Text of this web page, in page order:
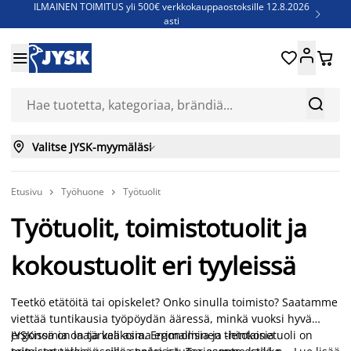
ILMAINEN TOIMITUS yli 500€ verkkokauppaostoksille 12.8.2026
asti

Jenkkisänkyjä - Säästä jopa 60%


 
 Valitse JYSK-myymäläsi
Etusivu  Työhuone  Työtuolit
Työtuolit, toimistotuolit ja
kokoustuolit eri tyyleissä
Teetkö etätöitä tai opiskelet? Onko sinulla toimisto? Saatamme
viettää tuntikausia työpöydän ääressä, minkä vuoksi hyvä
ergonomia on tärkeä asia. Ergonominen tietokonetuoli on
JYSKissä on laaja valikoima erimallisia ja -hintaisia